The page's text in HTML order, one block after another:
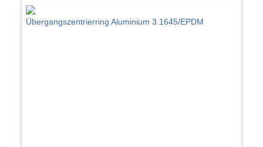
Übergangszentrierring Aluminium 3.1645/EPDM